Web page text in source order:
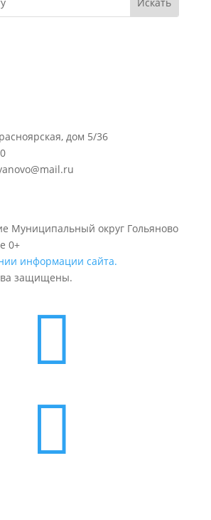
дом 5/36
Муниципальный округ Гольяново
0+
информации сайта.
защищены.

